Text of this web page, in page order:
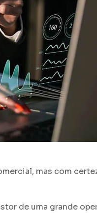
mas com
de uma grande